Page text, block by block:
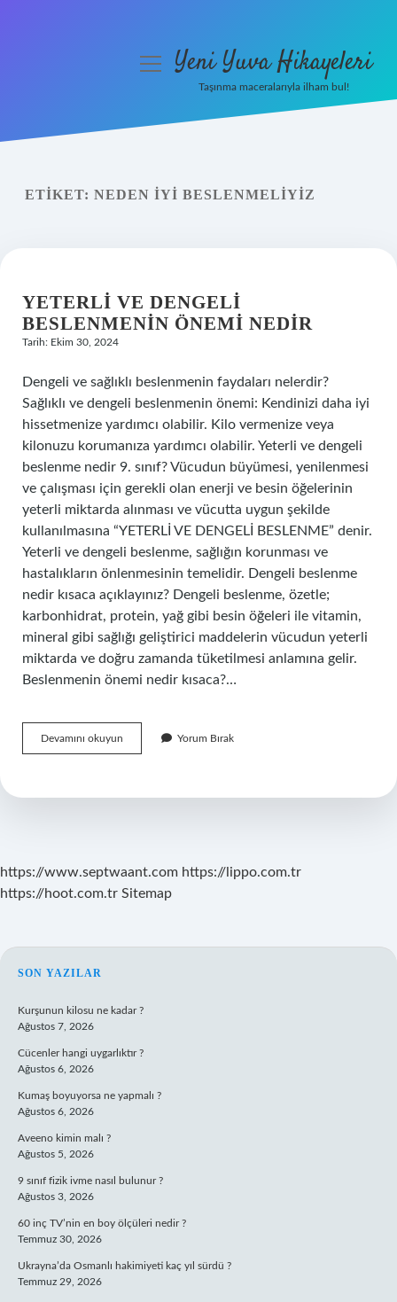
Yasal Uyarı
menüyüYeni Yuva Hikayeleri
Taşınma maceralarıyla ilham bul!
ETIKET: NEDEN IYI BESLENMELIYIZ
YETERLI VE DENGELI
BESLENMENIN ÖNEMI NEDIR
Tarih: Ekim 30, 2024
Dengeli ve sağlıklı beslenmenin faydaları nelerdir?
Sağlıklı ve dengeli beslenmenin önemi: Kendinizi daha iyi
hissetmenize yardımcı olabilir. Kilo vermenize veya
kilonuzu korumanıza yardımcı olabilir. Yeterli ve dengeli
beslenme nedir 9. sınıf? Vücudun büyümesi, yenilenmesi
ve çalışması için gerekli olan enerji ve besin öğelerinin
yeterli miktarda alınması ve vücutta uygun şekilde
kullanılmasına “YETERLİ VE DENGELİ BESLENME” denir.
Yeterli ve dengeli beslenme, sağlığın korunması ve
hastalıkların önlenmesinin temelidir. Dengeli beslenme
nedir kısaca açıklayınız? Dengeli beslenme, özetle;
karbonhidrat, protein, yağ gibi besin öğeleri ile vitamin,
mineral gibi sağlığı geliştirici maddelerin vücudun yeterli
miktarda ve doğru zamanda tüketilmesi anlamına gelir.
Beslenmenin önemi nedir kısaca?…
Devamını okuyun
Ve
Önemi
Yorum Bırak
https://www.septwaant.com https://lippo.com.tr
https://hoot.com.tr Sitemap
SIDEBAR
SON YAZILAR
Kurşunun kilosu ne kadar ?
Ağustos 7, 2026
Cücenler hangi uygarlıktır ?
Ağustos 6, 2026
Kumaş boyuyorsa ne yapmalı ?
Ağustos 6, 2026
Aveeno kimin malı ?
Ağustos 5, 2026
9 sınıf fizik ivme nasıl bulunur ?
Ağustos 3, 2026
60 inç TV’nin en boy ölçüleri nedir ?
Temmuz 30, 2026
Ukrayna’da Osmanlı hakimiyeti kaç yıl sürdü ?
Temmuz 29, 2026